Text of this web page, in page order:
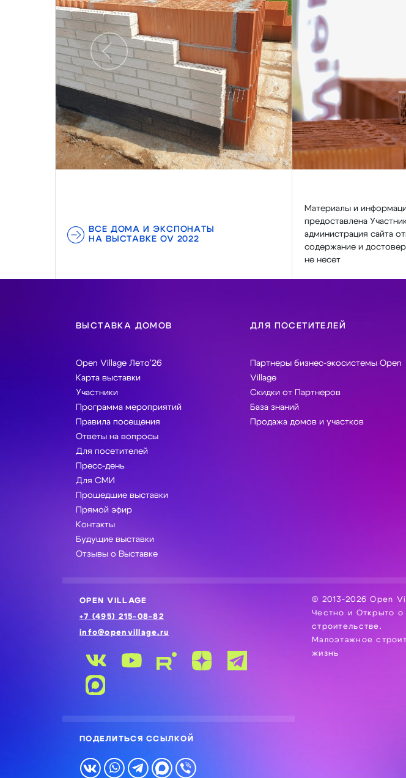
Предыдущий
ВСЕ ДОМА И ЭКСПОНАТЫ
НА ВЫСТАВКЕ OV 2022
Материалы и
предоставлена
администрация сайта
содержание и
не несет
ВЫСТАВКА ДОМОВ
Open Village Лето'26
Карта выставки
Участники
Программа мероприятий
Правила посещения
Ответы на вопросы
Для посетителей
Пресс-день
Для СМИ
Прошедшие выставки
Прямой эфир
Контакты
Будущие выставки
Отзывы о Выставке
ДЛЯ ПОСЕТИТЕЛЕЙ
Партнеры бизнес-экосистемы Open
Village
Скидки от Партнеров
База знаний
Продажа домов и участков
OPEN VILLAGE
+7 (495) 215-08-82
info@openvillage.ru
ПОДЕЛИТЬСЯ ССЫЛКОЙ
© 2013-2026 Open
Честно и Открыто о
строительстве.
Малоэтажное
жизнь